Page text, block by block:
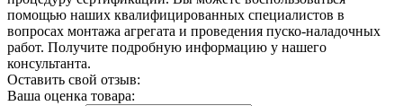
помощью наших квалифицированных специалистов в
вопросах монтажа агрегата и проведения пуско-наладочных
работ. Получите подробную информацию у нашего
консультанта.
Оставить свой отзыв:
Ваша оценка товара: